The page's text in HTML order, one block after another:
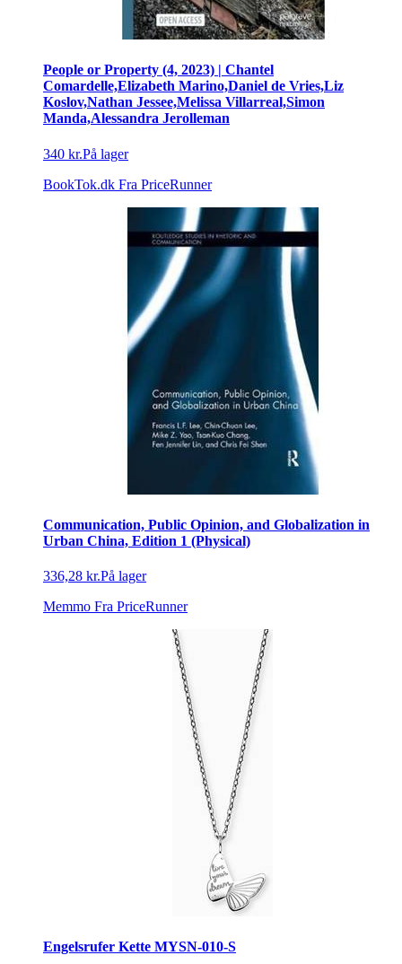
People or Property (4, 2023) | Chantel
Comardelle,Elizabeth Marino,Daniel de Vries,Liz
Koslov,Nathan Jessee,Melissa Villarreal,Simon
Manda,Alessandra Jerolleman
340 kr.På lager
BookTok.dk Fra PriceRunner
Communication, Public Opinion, and Globalization in
Urban China, Edition 1 (Physical)
336,28 kr.På lager
Memmo Fra PriceRunner
Engelsrufer Kette MYSN-010-S